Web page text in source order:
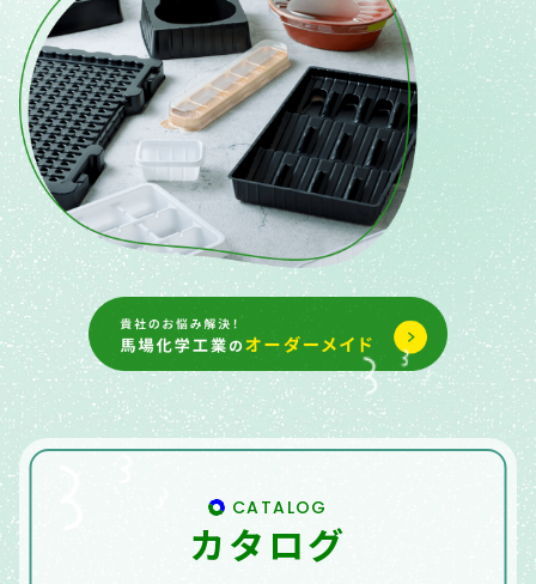
CATALOG
カタログ